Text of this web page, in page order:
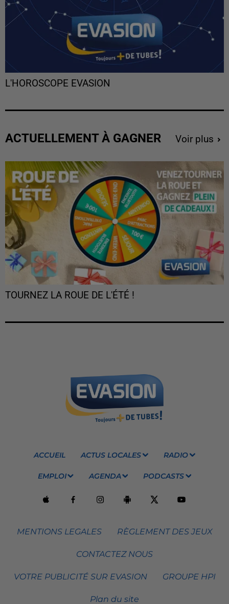
L'HOROSCOPE EVASION
ACTUELLEMENT À GAGNER Voir plus
TOURNEZ LA ROUE DE L'ÉTÉ !
ACCUEIL ACTUS LOCALES RADIO
EMPLOI AGENDA PODCASTS
MENTIONS LEGALES RÈGLEMENT DES JEUX
CONTACTEZ NOUS
VOTRE PUBLICITÉ SUR EVASION GROUPE HPI
Plan du site